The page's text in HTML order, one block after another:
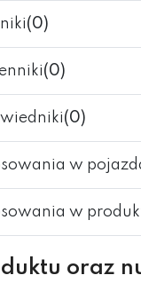
(0)
(0)
(0)
w
w
oraz